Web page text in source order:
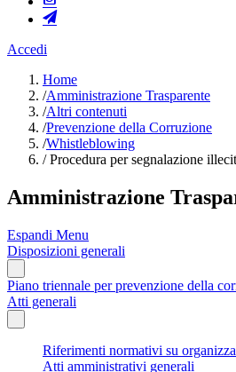
Accedi
Home
/Amministrazione Trasparente
/Altri contenuti
/Prevenzione della Corruzione
/Whistleblowing
/Procedura per segnalazione
Amministrazione
Espandi Menu
Disposizioni generali
Piano triennale per prevenzione della
Atti generali
Riferimenti normativi su
Atti amministrativi generali